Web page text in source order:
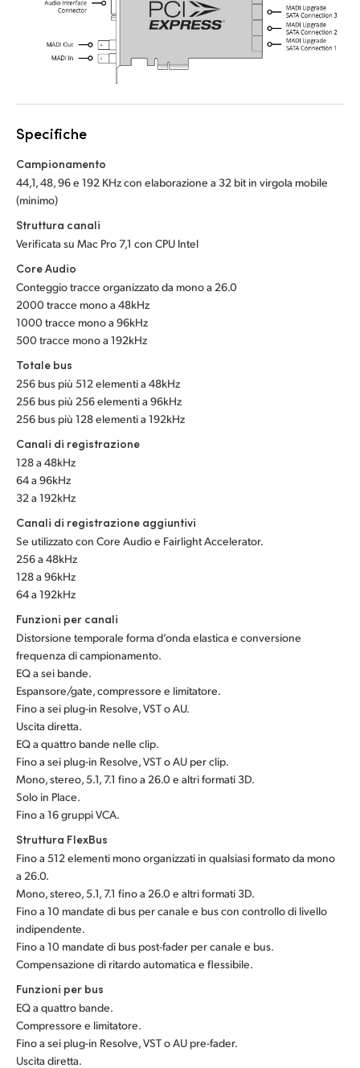
UAE
Ukraine
UAE
Ukraine
Specifiche
Campionamento
44,1, 48, 96 e 192 KHz con elaborazione a 32 bit in virgola mobile
(minimo)
Struttura canali
Verificata su Mac Pro 7,1 con CPU Intel
Core Audio
Conteggio tracce organizzato da mono a 26.0
2000 tracce mono a 48kHz
1000 tracce mono a 96kHz
500 tracce mono a 192kHz
Totale bus
256 bus più 512 elementi a 48kHz
256 bus più 256 elementi a 96kHz
256 bus più 128 elementi a 192kHz
Canali di registrazione
128 a 48kHz
64 a 96kHz
32 a 192kHz
Canali di registrazione aggiuntivi
Se utilizzato con Core Audio e Fairlight Accelerator.
256 a 48kHz
128 a 96kHz
64 a 192kHz
Funzioni per canali
Distorsione temporale forma d’onda elastica e conversione
frequenza di campionamento.
EQ a sei bande.
Espansore/gate, compressore e limitatore.
Fino a sei plug-in Resolve, VST o AU.
Uscita diretta.
EQ a quattro bande nelle clip.
Fino a sei plug-in Resolve, VST o AU per clip.
Mono, stereo, 5.1, 7.1 fino a 26.0 e altri formati 3D.
Solo in Place.
Fino a 16 gruppi VCA.
Struttura FlexBus
Fino a 512 elementi mono organizzati in qualsiasi formato da mono
a 26.0.
Mono, stereo, 5.1, 7.1 fino a 26.0 e altri formati 3D.
Fino a 10 mandate di bus per canale e bus con controllo di livello
indipendente.
Fino a 10 mandate di bus post-fader per canale e bus.
Compensazione di ritardo automatica e flessibile.
Funzioni per bus
EQ a quattro bande.
Compressore e limitatore.
Fino a sei plug-in Resolve, VST o AU pre-fader.
Uscita diretta.